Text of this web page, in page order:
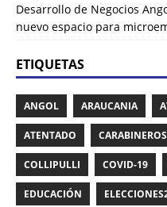
Desarrollo de Negocios
nuevo espacio para
ETIQUETAS
ANGOL ARAUCANIA
ATENTADO CARABINEROS
COLLIPULLI COVID-19
EDUCACIÓN